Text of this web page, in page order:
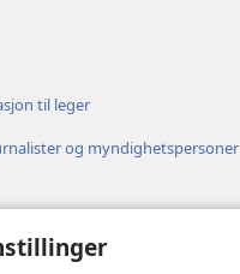
til leger
og myndighetspersoner